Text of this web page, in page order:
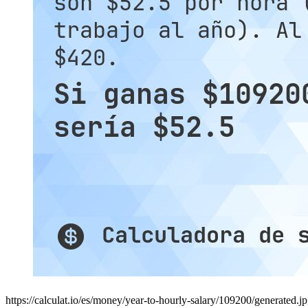
https://calculat.io/es/money/year-to-hourly-salary/109200/